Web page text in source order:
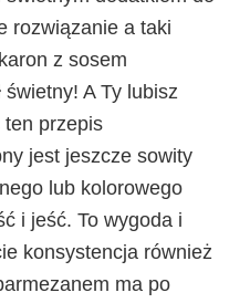
rozwiązanie a taki
z sosem
A Ty lubisz
ten przepis
jest jeszcze sowity
lub kolorowego
i jeść. To wygoda i
konsystencja również
ma po